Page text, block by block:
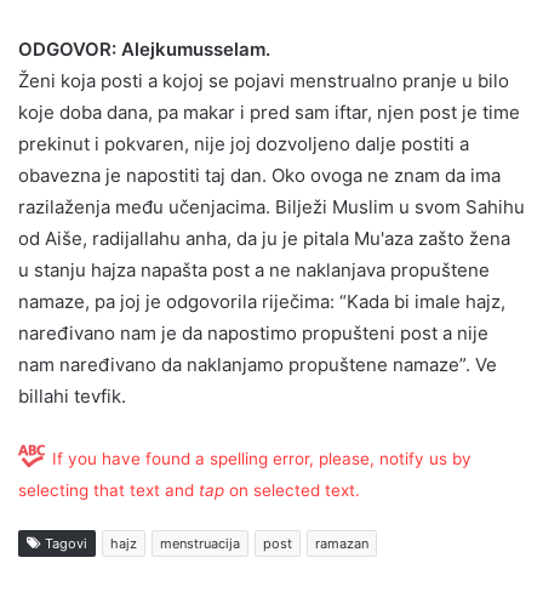
ODGOVOR: Alejkumusselam.
Ženi koja posti a kojoj se pojavi menstrualno pranje u bilo
koje doba dana, pa makar i pred sam iftar, njen post je time
prekinut i pokvaren, nije joj dozvoljeno dalje postiti a
obavezna je napostiti taj dan. Oko ovoga ne znam da ima
razilaženja među učenjacima. Bilježi Muslim u svom Sahihu
od Aiše, radijallahu anha, da ju je pitala Mu'aza zašto žena
u stanju hajza napašta post a ne naklanjava propuštene
namaze, pa joj je odgovorila riječima: “Kada bi imale hajz,
naređivano nam je da napostimo propušteni post a nije
nam naređivano da naklanjamo propuštene namaze”. Ve
billahi tevfik.
If you have found a spelling error, please, notify us by
selecting that text and tap on selected text.
Tagovi hajz menstruacija post ramazan